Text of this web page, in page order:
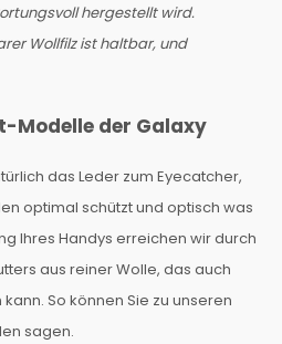
hergestellt wird.
Wollfilz ist haltbar, und
Modelle der Galaxy
das Leder zum Eyecatcher,
optimal schützt und optisch was
Ihres Handys erreichen wir durch
aus reiner Wolle, das auch
So können Sie zu unseren
sagen.